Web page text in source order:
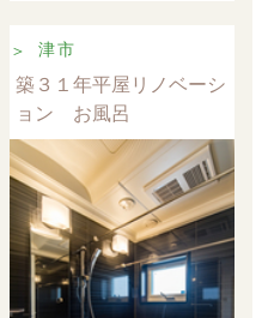
津市
築３１年平屋リノベーシ
ョン お風呂